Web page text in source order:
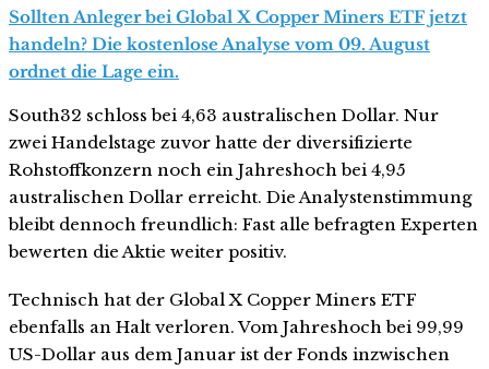
Sollten Anleger bei Global X Copper Miners ETF jetzt
handeln? Die kostenlose Analyse vom 09. August
ordnet die Lage ein.
South32 schloss bei 4,63 australischen Dollar. Nur
zwei Handelstage zuvor hatte der diversifizierte
Rohstoffkonzern noch ein Jahreshoch bei 4,95
australischen Dollar erreicht. Die Analystenstimmung
bleibt dennoch freundlich: Fast alle befragten Experten
bewerten die Aktie weiter positiv.
Technisch hat der Global X Copper Miners ETF
ebenfalls an Halt verloren. Vom Jahreshoch bei 99,99
US-Dollar aus dem Januar ist der Fonds inzwischen